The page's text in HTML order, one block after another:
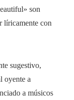
son
líricamente con
sugestivo,
oyente a
a músicos